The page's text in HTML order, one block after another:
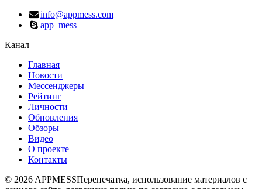
info@appmess.com
app_mess
Канал
Главная
Новости
Мессенджеры
Рейтинг
Личности
Обновления
Обзоры
Видео
О проекте
Контакты
© 2026 APPMESSПерепечатка, использование материалов с